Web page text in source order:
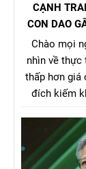
CẠNH
CON DAO
GÂY HẠI
Chào mọi
nhìn về thực
thấp hơn giá
đích kiếm
giới chân
giá bán
nhà,